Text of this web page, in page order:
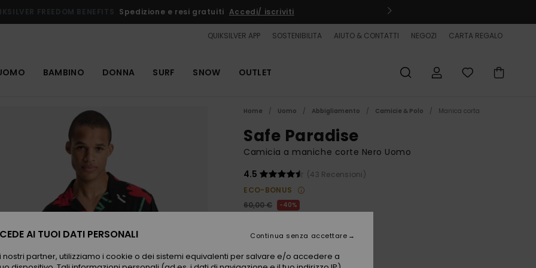
FREEDOM BENEFITS Spedizione e resi gratuiti Accedi/ iscriviti
QUIKSILVER APP SOSTENIBILITA AIUTO & CONTATTI NEGOZI CARTA REGALO
BAMBINO DONNA SURF SNOW OUTLET
Home Uomo Abbigliamento Camicie & Polo Manica corta
Safe Paradise
Camicia a maniche corte Nero Uomo
4.5
(43 Recensioni)
ECO-BONUS
60,00 €
40%
OUTLET
AI TUOI DATI PERSONALI
partner, utilizziamo i cookie o dei sistemi equivalenti per salvare e/o accedere a
Continua senza accettare